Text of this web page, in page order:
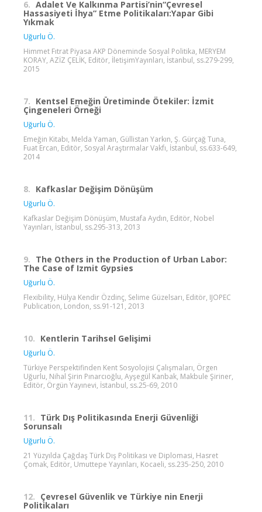
6. Adalet Ve Kalkınma Partisi’nin“Çevresel
Hassasiyeti İhya” Etme Politikaları:Yapar Gibi
Yıkmak
Uğurlu Ö.
Himmet Fıtrat Piyasa AKP Döneminde Sosyal Politika, MERYEM
KORAY, AZİZ ÇELİK, Editör, İletişimYayınları, İstanbul, ss.279-299,
2015
7. Kentsel Emeğin Üretiminde Ötekiler: İzmit
Çingeneleri Örneği
Uğurlu Ö.
Emeğin Kitabı, Melda Yaman, Güllistan Yarkın, Ş. Gürçağ Tuna,
Fuat Ercan, Editör, Sosyal Araştırmalar Vakfı, İstanbul, ss.633-649,
2014
8. Kafkaslar Değişim Dönüşüm
Uğurlu Ö.
Kafkaslar Değişim Dönüşüm, Mustafa Aydın, Editör, Nobel
Yayınları, İstanbul, ss.295-313, 2013
9. The Others in the Production of Urban Labor:
The Case of Izmit Gypsies
Uğurlu Ö.
Flexibility, Hülya Kendir Özdinç, Selime Güzelsarı, Editör, IJOPEC
Publication, London, ss.91-121, 2013
10. Kentlerin Tarihsel Gelişimi
Uğurlu Ö.
Türkiye Perspektifinden Kent Sosyolojisi Çalışmaları, Örgen
Uğurlu, Nihal Şirin Pınarcıoğlu, Ayşegül Kanbak, Makbule Şiriner,
Editör, Örgün Yayınevi, İstanbul, ss.25-69, 2010
11. Türk Dış Politikasında Enerji Güvenliği
Sorunsalı
Uğurlu Ö.
21 Yüzyılda Çağdaş Türk Dış Politikası ve Diplomasi, Hasret
Çomak, Editör, Umuttepe Yayınları, Kocaeli, ss.235-250, 2010
12. Çevresel Güvenlik ve Türkiye nin Enerji
Politikaları